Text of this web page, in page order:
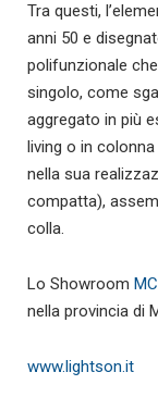
Tra questi,
anni 50 e
polifunzionale
singolo, come
aggregato in più
living o in
nella sua
compatta),
colla.
Lo Showroom
nella provincia di
www.lightson.it